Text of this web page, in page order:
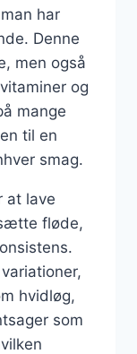
har
Denne
men også
og
mange
til en
smag.
at lave
fløde,
hvidløg,
som